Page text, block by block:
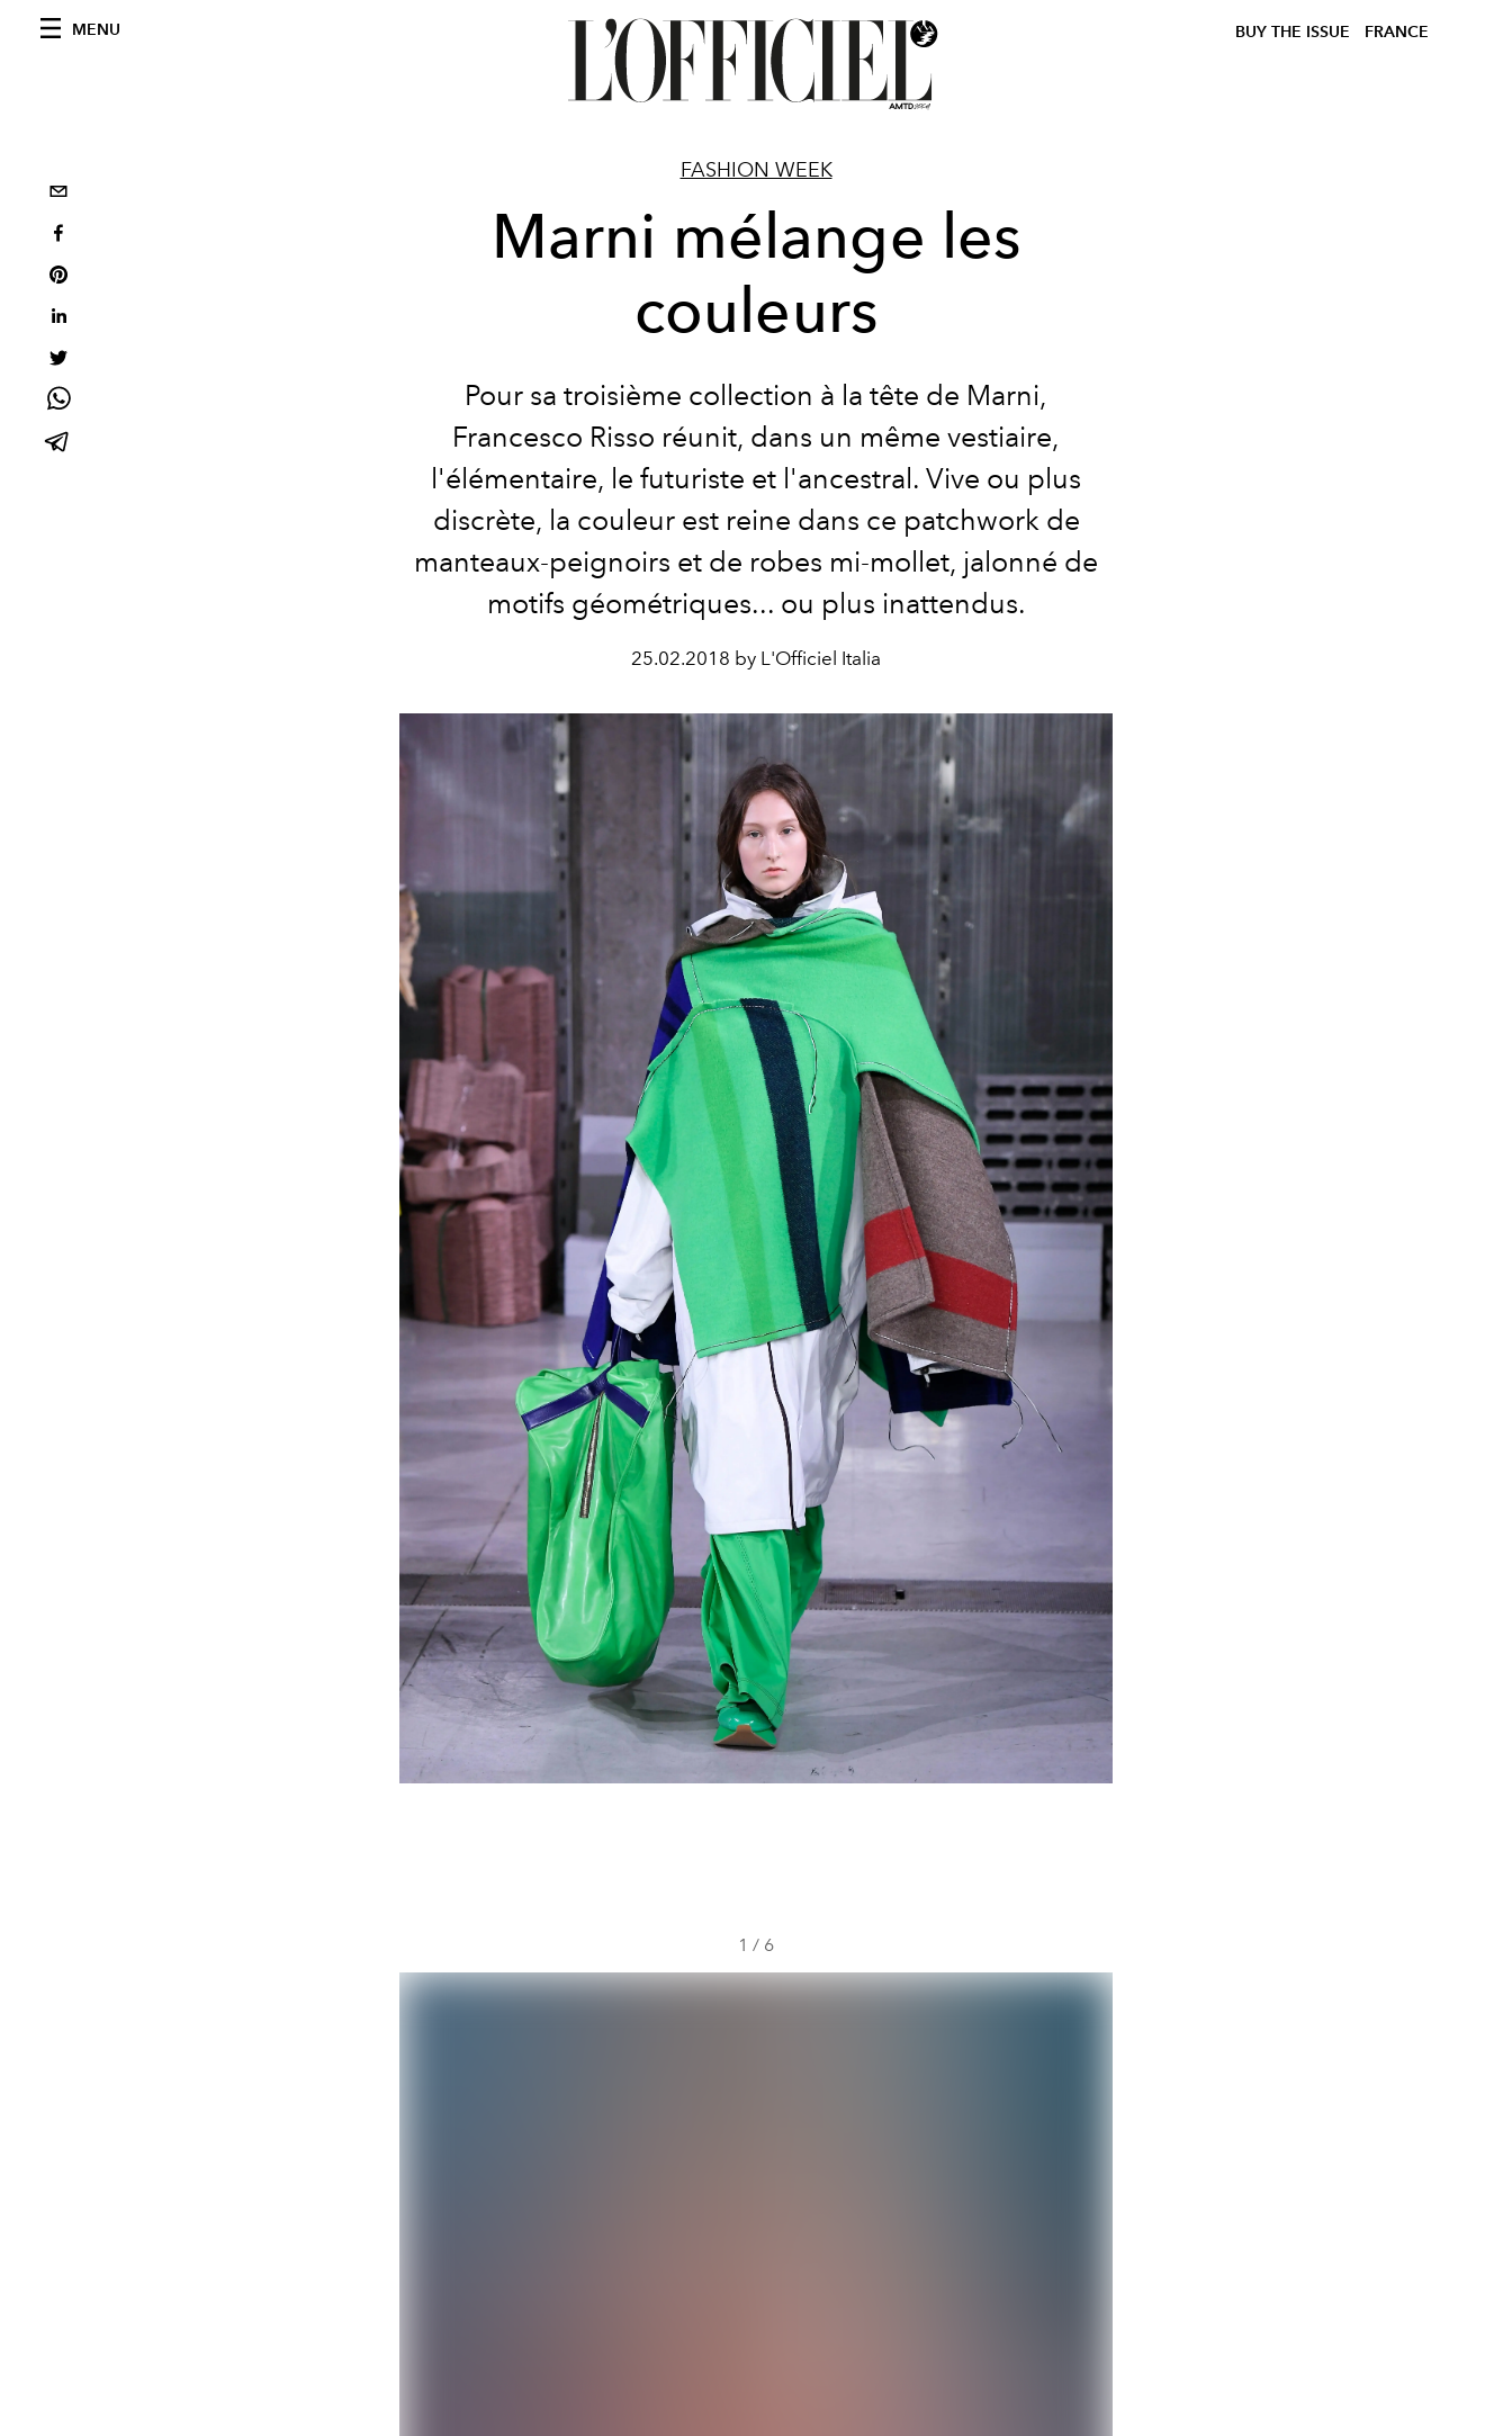
MENU BUY THE ISSUE FRANCE
FASHION WEEK
Marni mélange les
couleurs
Pour sa troisième collection à la tête de Marni,
Francesco Risso réunit, dans un même vestiaire,
l'élémentaire, le futuriste et l'ancestral. Vive ou plus
discrète, la couleur est reine dans ce patchwork de
manteaux-peignoirs et de robes mi-mollet, jalonné de
motifs géométriques... ou plus inattendus.
25.02.2018 by L'Officiel Italia
1 / 6